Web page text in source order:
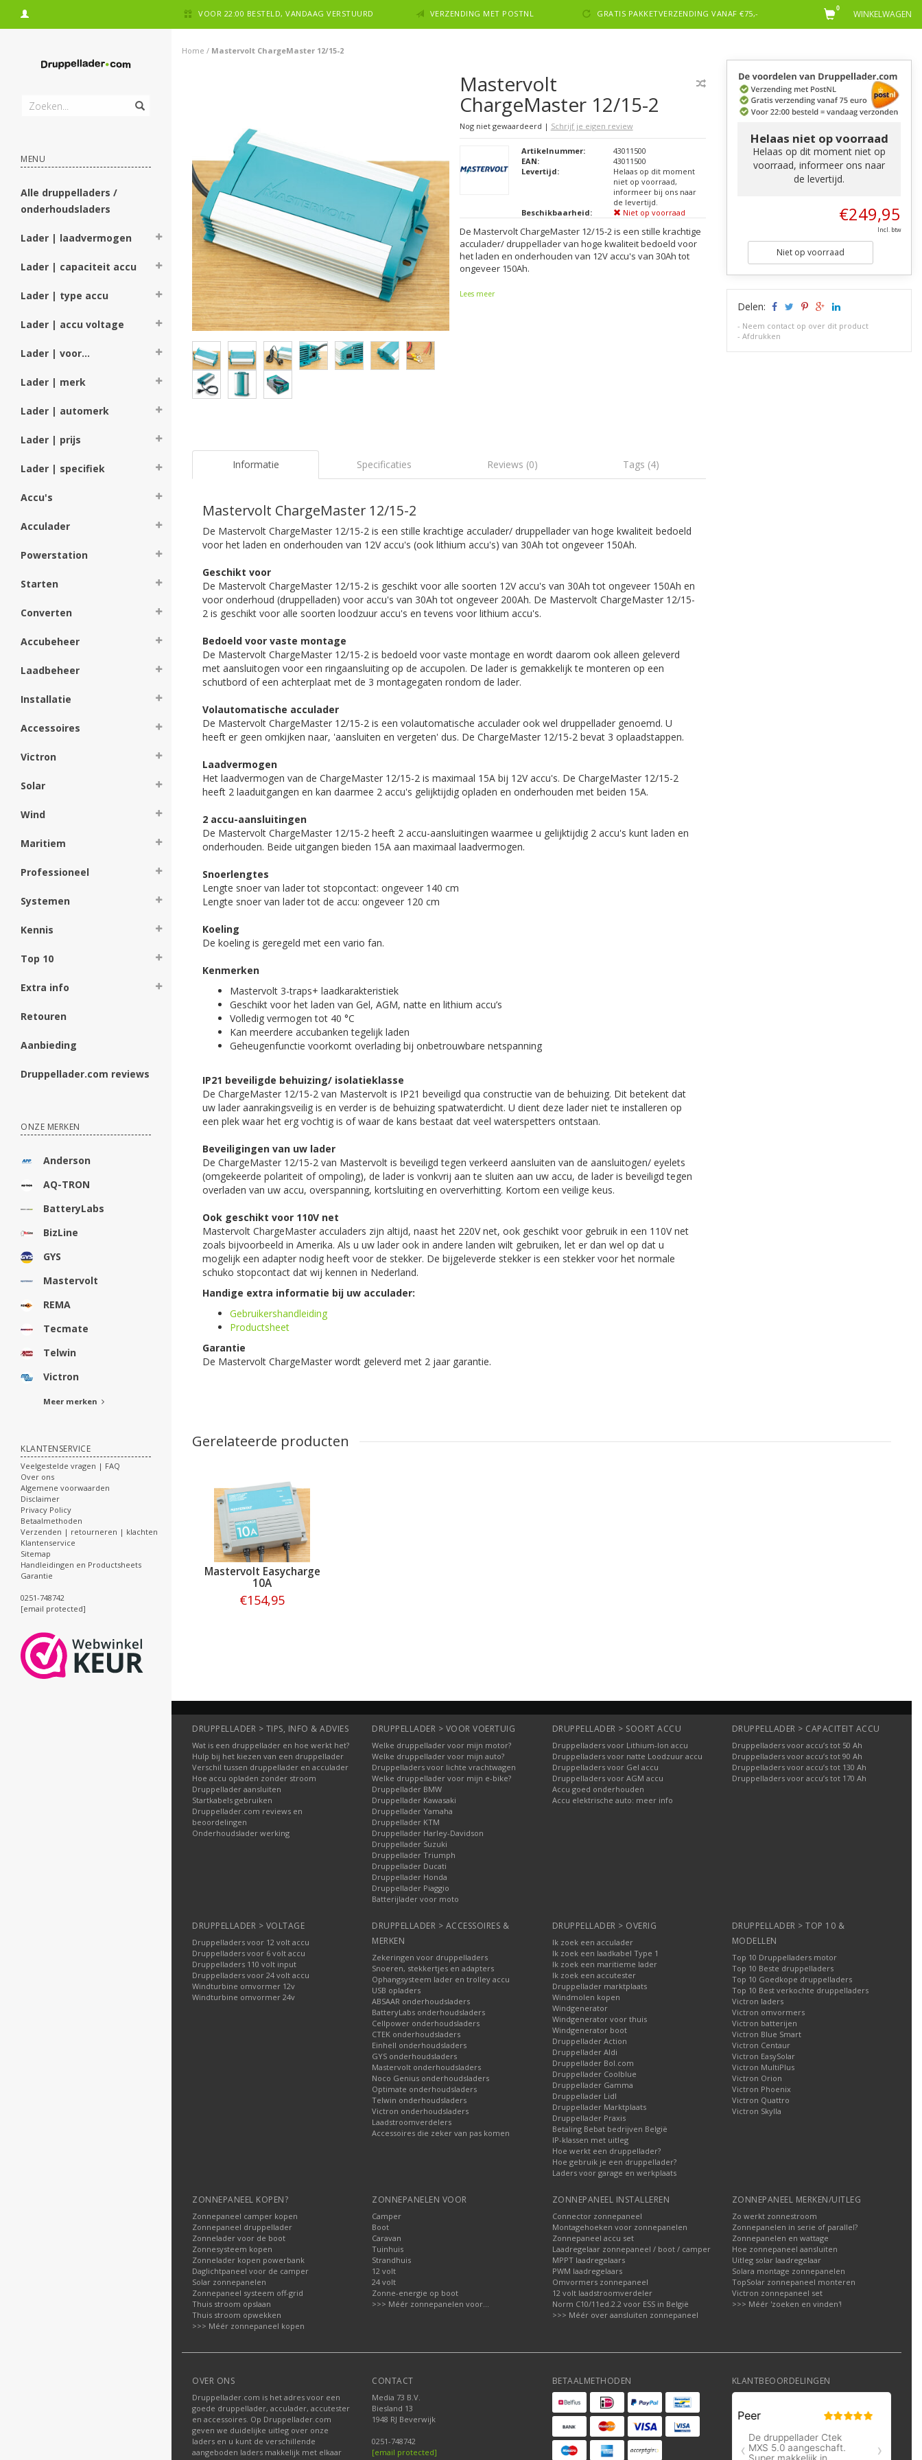
VOOR 22:00 BESTELD, VANDAAG VERSTUURD VERZENDING MET POSTNL GRATIS PAKKETVERZENDING VANAF €75,- WINKELWAGEN
0
MENU
Alle druppelladers /
onderhoudsladers
Lader | laadvermogen
Lader | capaciteit accu
Lader | type accu
Lader | accu voltage
Lader | voor...
Lader | merk
Lader | automerk
Lader | prijs
Lader | specifiek
Accu's
Acculader
Powerstation
Starten
Converten
Accubeheer
Laadbeheer
Installatie
Accessoires
Victron
Solar
Wind
Maritiem
Professioneel
Systemen
Kennis
Top 10
Extra info
Retouren
Aanbieding
Druppellader.com reviews
ONZE MERKEN
Anderson
AQ-TRON
BatteryLabs
BizLine
GYS
Mastervolt
REMA
Tecmate
Telwin
Victron
Meer merken
KLANTENSERVICE
Veelgestelde vragen | FAQ
Over ons
Algemene voorwaarden
Disclaimer
Privacy Policy
Betaalmethoden
Verzenden | retourneren | klachten
Klantenservice
Sitemap
Handleidingen en Productsheets
Garantie
0251-748742
[email protected]
Home / Mastervolt ChargeMaster 12/15-2
Mastervolt
ChargeMaster 12/15-2
Nog niet gewaardeerd | Schrijf je eigen review
Artikelnummer:
43011500
EAN:
43011500
Levertijd:
Helaas op dit moment
niet op voorraad,
informeer bij ons naar
de levertijd.
Beschikbaarheid:
Niet op voorraad
De Mastervolt ChargeMaster 12/15-2 is een stille krachtige
acculader/ druppellader van hoge kwaliteit bedoeld voor
het laden en onderhouden van 12V accu's van 30Ah tot
ongeveer 150Ah.
Lees meer
Informatie Specificaties Reviews (0) Tags (4)
Mastervolt ChargeMaster 12/15-2
De Mastervolt ChargeMaster 12/15-2 is een stille krachtige acculader/ druppellader van hoge kwaliteit bedoeld
voor het laden en onderhouden van 12V accu's (ook lithium accu's) van 30Ah tot ongeveer 150Ah.
Geschikt voor
De Mastervolt ChargeMaster 12/15-2 is geschikt voor alle soorten 12V accu's van 30Ah tot ongeveer 150Ah en
voor onderhoud (druppelladen) voor accu's van 30Ah tot ongeveer 200Ah. De Mastervolt ChargeMaster 12/15-
2 is geschikt voor alle soorten loodzuur accu's en tevens voor lithium accu's.
Bedoeld voor vaste montage
De Mastervolt ChargeMaster 12/15-2 is bedoeld voor vaste montage en wordt daarom ook alleen geleverd
met aansluitogen voor een ringaansluiting op de accupolen. De lader is gemakkelijk te monteren op een
schutbord of een achterplaat met de 3 montagegaten rondom de lader.
Volautomatische acculader
De Mastervolt ChargeMaster 12/15-2 is een volautomatische acculader ook wel druppellader genoemd. U
heeft er geen omkijken naar, 'aansluiten en vergeten' dus. De ChargeMaster 12/15-2 bevat 3 oplaadstappen.
Laadvermogen
Het laadvermogen van de ChargeMaster 12/15-2 is maximaal 15A bij 12V accu's. De ChargeMaster 12/15-2
heeft 2 laaduitgangen en kan daarmee 2 accu's gelijktijdig opladen en onderhouden met beiden 15A.
2 accu-aansluitingen
De Mastervolt ChargeMaster 12/15-2 heeft 2 accu-aansluitingen waarmee u gelijktijdig 2 accu's kunt laden en
onderhouden. Beide uitgangen bieden 15A aan maximaal laadvermogen.
Snoerlengtes
Lengte snoer van lader tot stopcontact: ongeveer 140 cm
Lengte snoer van lader tot de accu: ongeveer 120 cm
Koeling
De koeling is geregeld met een vario fan.
Kenmerken
Mastervolt 3-traps+ laadkarakteristiek
Geschikt voor het laden van Gel, AGM, natte en lithium accu’s
Volledig vermogen tot 40 °C
Kan meerdere accubanken tegelijk laden
Geheugenfunctie voorkomt overlading bij onbetrouwbare netspanning
IP21 beveiligde behuizing/ isolatieklasse
De ChargeMaster 12/15-2 van Mastervolt is IP21 beveiligd qua constructie van de behuizing. Dit betekent dat
uw lader aanrakingsveilig is en verder is de behuizing spatwaterdicht. U dient deze lader niet te installeren op
een plek waar het erg vochtig is of waar de kans bestaat dat veel waterspetters ontstaan.
Beveiligingen van uw lader
De ChargeMaster 12/15-2 van Mastervolt is beveiligd tegen verkeerd aansluiten van de aansluitogen/ eyelets
(omgekeerde polariteit of ompoling), de lader is vonkvrij aan te sluiten aan uw accu, de lader is beveiligd tegen
overladen van uw accu, overspanning, kortsluiting en oververhitting. Kortom een veilige keus.
Ook geschikt voor 110V net
Mastervolt ChargeMaster acculaders zijn altijd, naast het 220V net, ook geschikt voor gebruik in een 110V net
zoals bijvoorbeeld in Amerika. Als u uw lader ook in andere landen wilt gebruiken, let er dan wel op dat u
mogelijk een adapter nodig heeft voor de stekker. De bijgeleverde stekker is een stekker voor het normale
schuko stopcontact dat wij kennen in Nederland.
Handige extra informatie bij uw acculader:
Gebruikershandleiding
Productsheet
Garantie
De Mastervolt ChargeMaster wordt geleverd met 2 jaar garantie.
Helaas niet op voorraad
Helaas op dit moment niet op
voorraad, informeer ons naar
de levertijd.
€249,95
Incl. btw
Niet op voorraad
Delen:
- Neem contact op over dit product
-Afdrukken
Gerelateerde producten
Mastervolt Easycharge
10A
€154,95
DRUPPELLADER > TIPS, INFO & ADVIES
Wat is een druppellader en hoe werkt het?
Hulp bij het kiezen van een druppellader
Verschil tussen druppellader en acculader
Hoe accu opladen zonder stroom
Druppellader aansluiten
Startkabels gebruiken
Druppellader.com reviews en
beoordelingen
Onderhoudslader werking
DRUPPELLADER > VOOR VOERTUIG
Welke druppellader voor mijn motor?
Welke druppellader voor mijn auto?
Druppelladers voor lichte vrachtwagen
Welke druppellader voor mijn e-bike?
Druppellader BMW
Druppellader Kawasaki
Druppellader Yamaha
Druppellader KTM
Druppellader Harley-Davidson
Druppellader Suzuki
Druppellader Triumph
Druppellader Ducati
Druppellader Honda
Druppellader Piaggio
Batterijlader voor moto
DRUPPELLADER > SOORT ACCU
Druppelladers voor Lithium-Ion accu
Druppelladers voor natte Loodzuur accu
Druppelladers voor Gel accu
Druppelladers voor AGM accu
Accu goed onderhouden
Accu elektrische auto: meer info
DRUPPELLADER > CAPACITEIT ACCU
Druppelladers voor accu’s tot 50 Ah
Druppelladers voor accu’s tot 90 Ah
Druppelladers voor accu’s tot 130 Ah
Druppelladers voor accu’s tot 170 Ah
DRUPPELLADER > VOLTAGE
Druppelladers voor 12 volt accu
Druppelladers voor 6 volt accu
Druppelladers 110 volt input
Druppelladers voor 24 volt accu
Windturbine omvormer 12v
Windturbine omvormer 24v
DRUPPELLADER > ACCESSOIRES &
MERKEN
Zekeringen voor druppelladers
Snoeren, stekkertjes en adapters
Ophangsysteem lader en trolley accu
USB opladers
ABSAAR onderhoudsladers
BatteryLabs onderhoudsladers
Cellpower onderhoudsladers
CTEK onderhoudsladers
Einhell onderhoudsladers
GYS onderhoudsladers
Mastervolt onderhoudsladers
Noco Genius onderhoudsladers
Optimate onderhoudsladers
Telwin onderhoudsladers
Victron onderhoudsladers
Laadstroomverdelers
Accessoires die zeker van pas komen
DRUPPELLADER > OVERIG
Ik zoek een acculader
Ik zoek een laadkabel Type 1
Ik zoek een maritieme lader
Ik zoek een accutester
Druppellader marktplaats
Windmolen kopen
Windgenerator
Windgenerator voor thuis
Windgenerator boot
Druppellader Action
Druppellader Aldi
Druppellader Bol.com
Druppellader Coolblue
Druppellader Gamma
Druppellader Lidl
Druppellader Marktplaats
Druppellader Praxis
Betaling Bebat bedrijven België
IP-klassen met uitleg
Hoe werkt een druppellader?
Hoe gebruik je een druppellader?
Laders voor garage en werkplaats
DRUPPELLADER > TOP 10 &
MODELLEN
Top 10 Druppelladers motor
Top 10 Beste druppelladers
Top 10 Goedkope druppelladers
Top 10 Best verkochte druppelladers
Victron laders
Victron omvormers
Victron batterijen
Victron Blue Smart
Victron Centaur
Victron EasySolar
Victron MultiPlus
Victron Orion
Victron Phoenix
Victron Quattro
Victron Skylla
ZONNEPANEEL KOPEN?
Zonnepaneel camper kopen
Zonnepaneel druppellader
Zonnelader voor de boot
Zonnesysteem kopen
Zonnelader kopen powerbank
Daglichtpaneel voor de camper
Solar zonnepanelen
Zonnepaneel systeem off-grid
Thuis stroom opslaan
Thuis stroom opwekken
>>> Méér zonnepaneel kopen
ZONNEPANELEN VOOR
Camper
Boot
Caravan
Tuinhuis
Strandhuis
12 volt
24 volt
Zonne-energie op boot
>>> Méér zonnepanelen voor...
ZONNEPANEEL INSTALLEREN
Connector zonnepaneel
Montagehoeken voor zonnepanelen
Zonnepaneel accu set
Laadregelaar zonnepaneel / boot / camper
MPPT laadregelaars
PWM laadregelaars
Omvormers zonnepaneel
12 volt laadstroomverdeler
Norm C10/11ed.2.2 voor ESS in België
>>> Méér over aansluiten zonnepaneel
ZONNEPANEEL MERKEN/UITLEG
Zo werkt zonnestroom
Zonnepanelen in serie of parallel?
Zonnepanelen en wattage
Hoe zonnepaneel aansluiten
Uitleg solar laadregelaar
Solara montage zonnepanelen
TopSolar zonnepaneel monteren
Victron zonnepaneel set
>>> Méér 'zoeken en vinden'!
OVER ONS
Druppellader.com is het adres voor een
goede druppellader, acculader, accutester
en accessoires. Op Druppellader.com
geven we duidelijke uitleg over onze
laders en u kunt de verschillende
aangeboden laders makkelijk met elkaar
CONTACT
Media 73 B.V.
Biesland 13
1948 RJ Beverwijk
0251-748742
[email protected]
BETAALMETHODEN KLANTBEOORDELINGEN